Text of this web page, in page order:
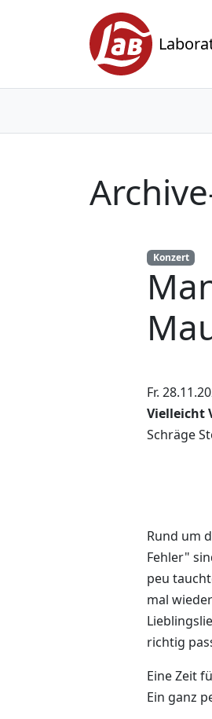
Konzert
Fr.
Vielleicht
Schräge
Rund um
Fehler"
peu
mal
richtig
Eine Zeit
Ein ganz